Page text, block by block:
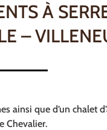
À
–
ainsi que d’un chalet
Chevalier.